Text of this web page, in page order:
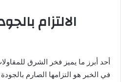
الالتزام
أحد أبرز ما يميز فخر الشرق
في الخبر هو التزامها الصارم